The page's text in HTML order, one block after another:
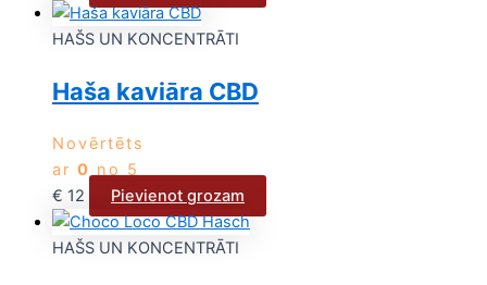
HAŠS UN KONCENTRĀTI
Haša kaviāra CBD
Novērtēts
ar 0 no 5
€ 12 Pievienot grozam
HAŠS UN KONCENTRĀTI